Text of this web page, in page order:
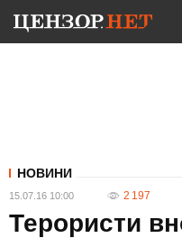
НОВИНИ
15.07.16 10:00 2 197
Терористи